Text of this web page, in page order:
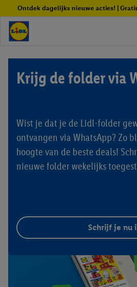
Ontdek dagelijks nieuwe acties! |
Krijg de folder via
Wist je dat je de Lidl-folder
ontvangen via WhatsApp? Zo
hoogte van de beste deals!
nieuwe folder wekelijks
Schrijf je nu